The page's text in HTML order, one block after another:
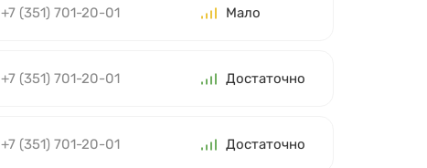
+7 (351) 701-20-01 Мало
+7 (351) 701-20-01 Достаточно
+7 (351) 701-20-01 Достаточно